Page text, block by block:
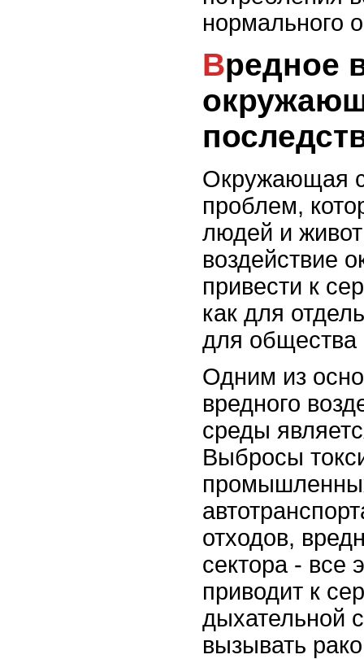
нормального
Вредное воздействие
Окружающая
проблем,
людей и
воздействие
привести к
как для
для общества
Одним из
вредного
среды
Выбросы
отходов,
сектора - все
приводит к
дыхательной
вызывать